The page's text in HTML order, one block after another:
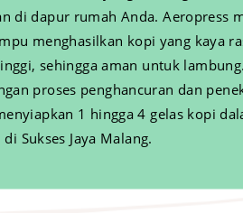
di dapur rumah Anda. Aeropress
menghasilkan kopi yang kaya
sehingga aman untuk
proses penghancuran dan
1 hingga 4 gelas kopi
di Sukses Jaya Malang.